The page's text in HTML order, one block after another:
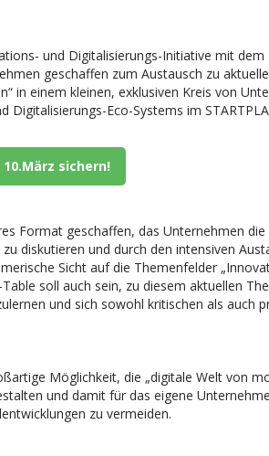
und Digitalisierungs-Initiative mit dem
geschaffen zum Austausch zu
in einem kleinen, exklusiven Kreis von
Digitalisierungs-Eco-Systems im
sichern!
Format geschaffen, das Unternehmen
diskutieren und durch den intensiven
Sicht auf die Themenfelder
soll auch sein, zu diesem aktuellen
und sich sowohl kritischen als auch
Möglichkeit, die „digitale Welt von
und damit für das eigene
zu vermeiden.